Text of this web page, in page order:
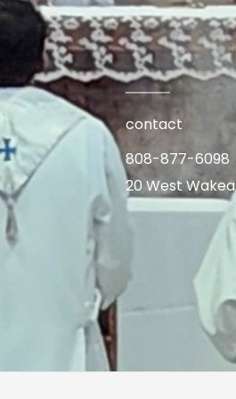
contact
808-877-6098
20 West